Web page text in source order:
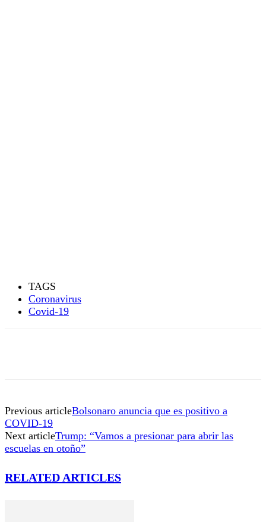
TAGS
Coronavirus
Covid-19
Previous articleBolsonaro anuncia que es positivo a
COVID-19
Next articleTrump: “Vamos a presionar para abrir las
escuelas en otoño”
RELATED ARTICLES